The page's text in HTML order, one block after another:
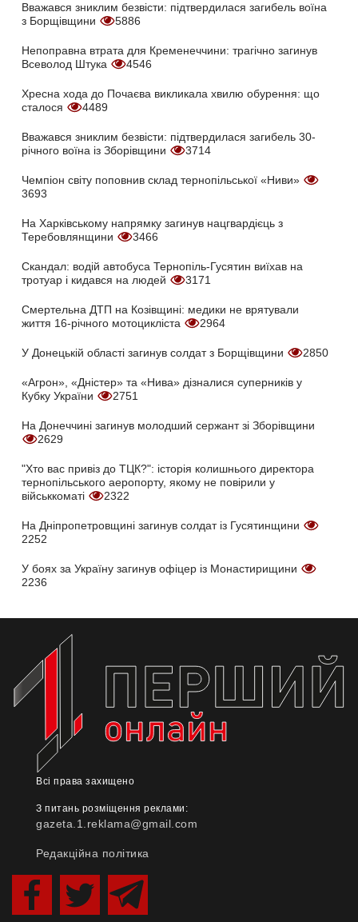
Вважався зниклим безвісти: підтвердилася загибель воїна
з Борщівщини
5886
Непоправна втрата для Кременеччини: трагічно загинув
Всеволод Штука
4546
Хресна хода до Почаєва викликала хвилю обурення: що
сталося
4489
Вважався зниклим безвісти: підтвердилася загибель 30-
річного воїна із Зборівщини
3714
Чемпіон світу поповнив склад тернопільської «Ниви»
3693
На Харківському напрямку загинув нацгвардієць з
Теребовлянщини
3466
Скандал: водій автобуса Тернопіль-Гусятин виїхав на
тротуар і кидався на людей
3171
Смертельна ДТП на Козівщині: медики не врятували
життя 16-річного мотоцикліста
2964
У Донецькій області загинув солдат з Борщівщини 2850
«Агрон», «Дністер» та «Нива» дізналися суперників у
Кубку України
2751
На Донеччині загинув молодший сержант зі Зборівщини
2629
"Хто вас привіз до ТЦК?": історія колишнього директора
тернопільського аеропорту, якому не повірили у
військкоматі
2322
На Дніпропетровщині загинув солдат із Гусятинщини
2252
У боях за Україну загинув офіцер із Монастирищини
2236
Всі права захищено
З питань розміщення реклами:
gazeta.1.reklama@gmail.com
Редакційна політика